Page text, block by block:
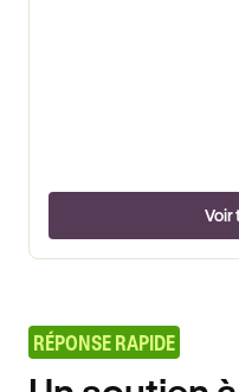
Voir
RÉPONSE RAPIDE